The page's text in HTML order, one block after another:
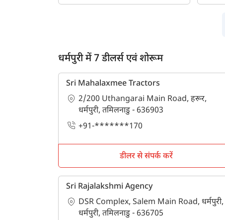
धर्मपुरी में 7 डीलर्स एवं शोरूम
Sri Mahalaxmee Tractors
2/200 Uthangarai Main Road, हरूर,
धर्मपुरी, तमिलनाडु - 636903
+91-*******170
डीलर से संपर्क करें
Sri Rajalakshmi Agency
DSR Complex, Salem Main Road, धर्मपुरी,
धर्मपुरी, तमिलनाडु - 636705